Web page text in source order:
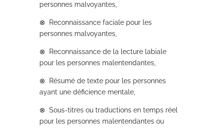
personnes malvoyantes,
⊗
Reconnaissance faciale pour les
personnes malvoyantes,
⊗
Reconnaissance de la lecture labiale
pour les personnes malentendantes,
⊗
Résumé de texte pour les personnes
ayant une déficience mentale,
⊗ Sous-titres ou traductions en temps réel
pour les personnes malentendantes ou